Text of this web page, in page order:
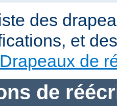
des
et
Drapeaux de
de